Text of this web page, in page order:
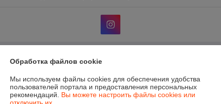
Информация для покупателя
Юридическое лицо: ИП Козятников Никита Владимирович
Минский район, д. Урожайная, д. 4а
Регистрационный номер ЕГР: 691427402
Обработка файлов cookie
Мы используем файлы cookies для обеспечения удобства
пользователей портала и предоставления персональных
рекомендаций. Вы можете настроить файлы cookies или